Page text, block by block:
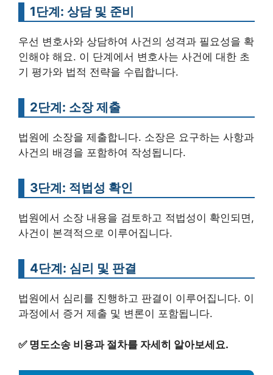
1단계: 상담 및 준비
우선 변호사와 상담하여 사건의 성격과 필요성을 확
인해야 해요. 이 단계에서 변호사는 사건에 대한 초
기 평가와 법적 전략을 수립합니다.
2단계: 소장 제출
법원에 소장을 제출합니다. 소장은 요구하는 사항과
사건의 배경을 포함하여 작성됩니다.
3단계: 적법성 확인
법원에서 소장 내용을 검토하고 적법성이 확인되면,
사건이 본격적으로 이루어집니다.
4단계: 심리 및 판결
법원에서 심리를 진행하고 판결이 이루어집니다. 이
과정에서 증거 제출 및 변론이 포함됩니다.
✅ 명도소송 비용과 절차를 자세히 알아보세요.